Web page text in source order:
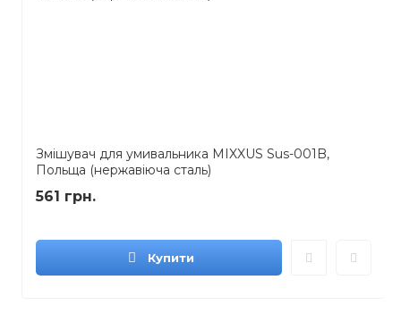
Змішувач для умивальника MIXXUS Sus-001B,
Польща (нержавіюча сталь)
561 грн.
Купити